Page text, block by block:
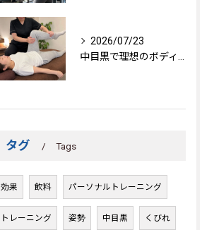
2026/07/23
タグ Tags
効果 飲料 パーソナルトレーニング
トレーニング 姿勢 中目黒 くびれ